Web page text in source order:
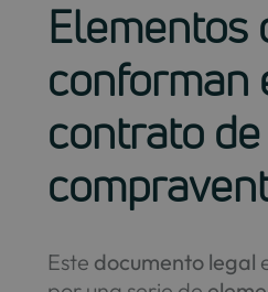
Elementos
conforman
contrato de
Este documento legal